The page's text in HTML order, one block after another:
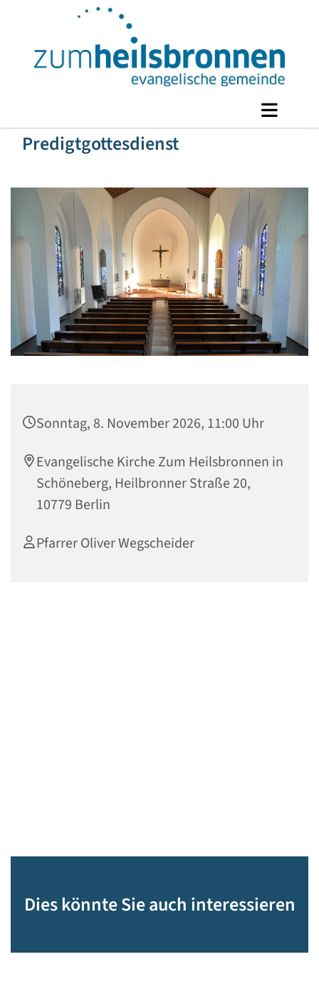
Predigtgottesdienst
Sonntag, 8. November 2026, 11:00 Uhr
Evangelische Kirche Zum Heilsbronnen in
Schöneberg, Heilbronner Straße 20,
10779 Berlin
Pfarrer Oliver Wegscheider
Dies könnte Sie auch interessieren